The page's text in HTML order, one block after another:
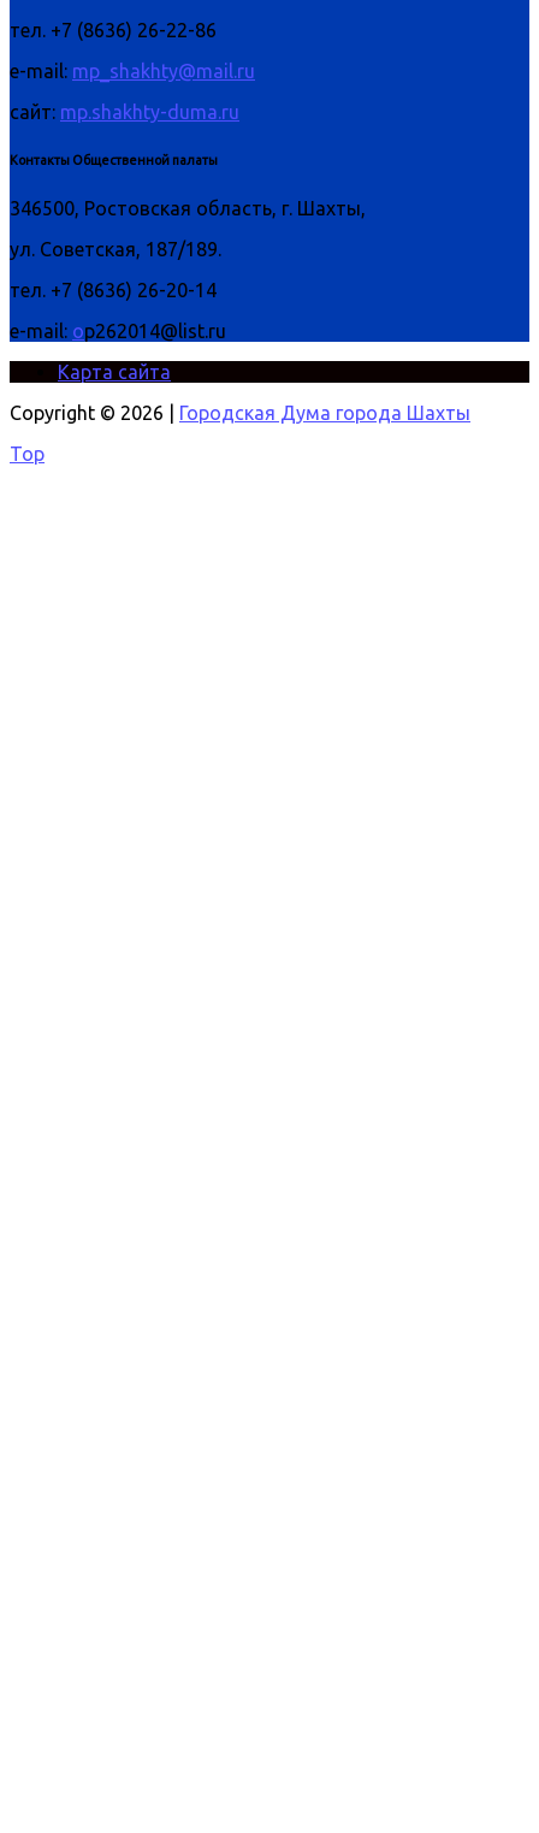
тел. +7 (8636) 26-22-86
e-mail: mp_shakhty@mail.ru
сайт: mp.shakhty-duma.ru
Контакты Общественной палаты
346500, Ростовская область, г. Шахты,
ул. Советская, 187/189.
тел. +7 (8636) 26-20-14
e-mail: op262014@list.ru
Карта сайта
Copyright © 2026 |
Городская Дума города Шахты
Top